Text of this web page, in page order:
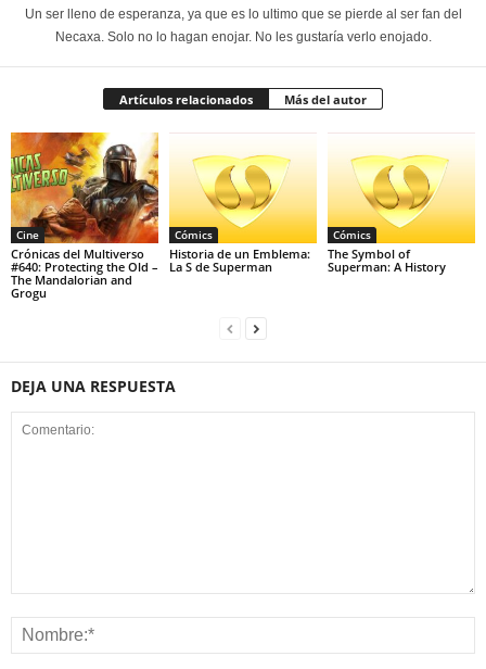
Un ser lleno de esperanza, ya que es lo ultimo que se pierde al ser fan del
Necaxa. Solo no lo hagan enojar. No les gustaría verlo enojado.
Artículos relacionados Más del autor
Cine
Crónicas del Multiverso
#640: Protecting the Old –
The Mandalorian and
Grogu
Cómics
Historia de un Emblema:
La S de Superman
Cómics
The Symbol of
Superman: A History
DEJA UNA RESPUESTA